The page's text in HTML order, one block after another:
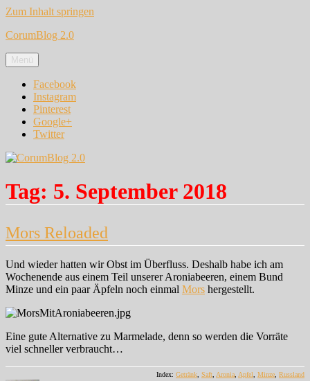
Zum Inhalt springen
CorumBlog 2.0
Menü
Facebook
Instagram
Pinterest
Google+
Twitter
Tag: 5. September 2018
Mors Reloaded
Und wieder hatten wir Obst im Überfluss. Deshalb habe ich am
Wochenende aus einem Teil unserer Aroniabeeren, einem Bund
Minze und ein paar Äpfeln noch einmal Mors hergestellt.
Eine gute Alternative zu Marmelade, denn so werden die Vorräte
viel schneller verbraucht…
Index: Getränk Saft Aronia Apfel Minze Russland